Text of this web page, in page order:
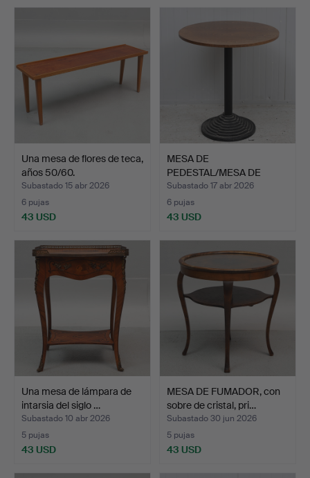
Una mesa de flores de teca,
años 50/60.
Subastado 15 abr 2026
6 pujas
43 USD
MESA DE
PEDESTAL/MESA DE
CAFÉ, roble y met…
Subastado 17 abr 2026
6 pujas
43 USD
Una mesa de lámpara de
intarsia del siglo …
Subastado 10 abr 2026
5 pujas
43 USD
MESA DE FUMADOR, con
sobre de cristal, pri…
Subastado 30 jun 2026
5 pujas
43 USD